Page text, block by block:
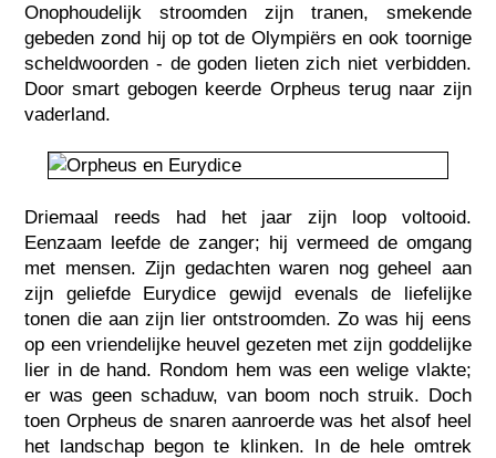
Onophoudelijk stroomden zijn tranen, smekende
gebeden zond hij op tot de Olympiërs en ook toornige
scheldwoorden - de goden lieten zich niet verbidden.
Door smart gebogen keerde Orpheus terug naar zijn
vaderland.
Driemaal reeds had het jaar zijn loop voltooid.
Eenzaam leefde de zanger; hij vermeed de omgang
met mensen. Zijn gedachten waren nog geheel aan
zijn geliefde Eurydice gewijd evenals de liefelijke
tonen die aan zijn lier ontstroomden. Zo was hij eens
op een vriendelijke heuvel gezeten met zijn goddelijke
lier in de hand. Rondom hem was een welige vlakte;
er was geen schaduw, van boom noch struik. Doch
toen Orpheus de snaren aanroerde was het alsof heel
het landschap begon te klinken. In de hele omtrek